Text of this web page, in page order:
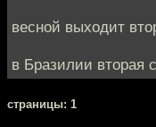
весной выходит
в Бразилии вторая
cтраницы: 1